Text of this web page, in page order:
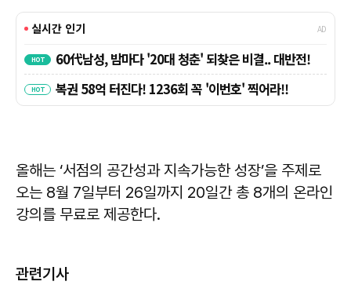
올해는 ‘서점의 공간성과 지속가능한 성장’을 주제로
오는 8월 7일부터 26일까지 20일간 총 8개의 온라인
강의를 무료로 제공한다.
관련기사